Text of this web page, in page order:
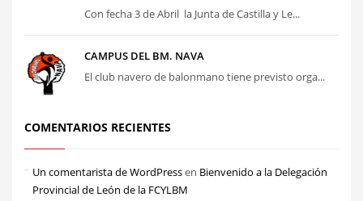
Con fecha 3 de Abril la Junta de Castilla y Le...
CAMPUS DEL BM. NAVA
El club navero de balonmano tiene previsto orga...
COMENTARIOS RECIENTES
Un comentarista de WordPressen Bienvenido a la Delegación
Provincial de León de la FCYLBM